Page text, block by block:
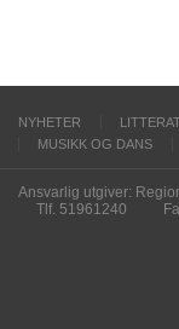
NYHETER
MUSIKK OG DANS
Ansvarlig utgiver:
Tlf. 51961240